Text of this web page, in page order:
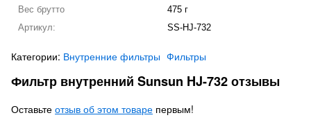
Вес брутто
475 г
Артикул:
SS-HJ-732
Категории: Внутренние фильтры Фильтры
Фильтр внутренний Sunsun HJ-732 отзывы
Оставьте отзыв об этом товаре первым!